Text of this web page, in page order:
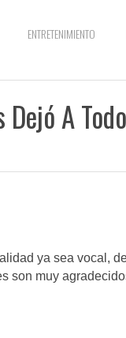
ENTRETENIMIENTO
A
ya sea vocal,
son muy